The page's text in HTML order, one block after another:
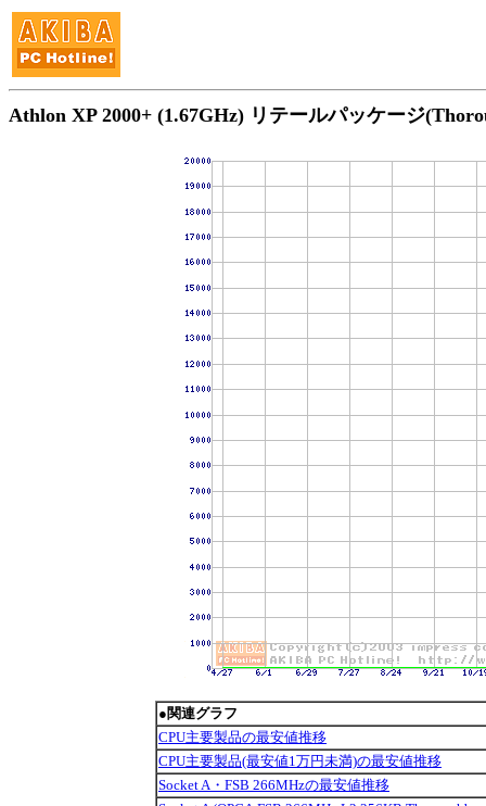
Athlon XP 2000+ (1.67GHz) リテールパッケージ
●関連グラフ
CPU主要製品の最安値推移
CPU主要製品(最安値1万円未満)の最安値推移
Socket A・FSB 266MHzの最安値推移